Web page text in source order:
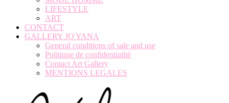
LIFESTYLE
ART
CONTACT
GALLERY JO YANA
General conditions of sale and use
Politique de confidentialité
Contact Art Gallery
MENTIONS LEGALES